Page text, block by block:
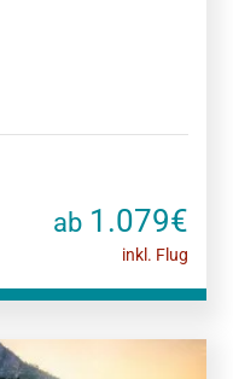
ab1.079€
inkl. Flug